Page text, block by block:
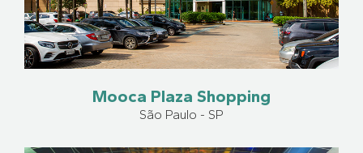
Mooca Plaza Shopping
São Paulo - SP